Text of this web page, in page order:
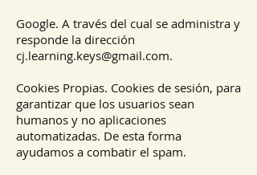
Google. A través del cual se administra y
responde la dirección
cj.learning.keys@gmail.com.
Cookies Propias. Cookies de sesión, para
garantizar que los usuarios sean
humanos y no aplicaciones
automatizadas. De esta forma
ayudamos a combatir el spam.